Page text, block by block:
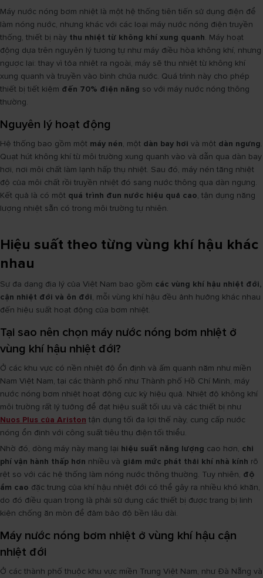
Máy nước nóng bơm nhiệt là một hệ thống tiên tiến sử dụng điện để
làm nóng nước, nhưng khác với các loại máy nước nóng điện truyền
thống, thiết bị này thu nhiệt từ không khí xung quanh. Máy hoạt
động dựa trên nguyên lý tương tự như máy điều hòa không khí, nhưng
ngược lại: thay vì tỏa nhiệt ra ngoài, máy sẽ thu nhiệt từ không khí
xung quanh và truyền vào bình chứa nước. Quá trình này cho phép
thiết bị tiết kiệm đến 70% điện năng so với máy nước nóng thông
thường.
Nguyên lý hoạt động
Hệ thống bao gồm một máy nén, một dàn bay hơi và một dàn ngưng.
Quạt hút không khí từ môi trường xung quanh vào và dẫn qua dàn bay
hơi, nơi môi chất làm lạnh hấp thụ nhiệt. Sau đó, máy nén tăng nhiệt
độ của môi chất rồi truyền nhiệt đó sang nước thông qua dàn ngưng.
Kết quả là có một quá trình đun nước hiệu quả cao, tận dụng năng
lượng nhiệt sẵn có trong môi trường tự nhiên.
Hiệu suất theo từng vùng khí hậu khác
nhau
Sự đa dạng địa lý của Việt Nam bao gồm các vùng khí hậu nhiệt đới,
cận nhiệt đới và ôn đới, mỗi vùng khí hậu đều ảnh hưởng khác nhau
đến hiệu suất hoạt động của bơm nhiệt.
Tại sao nên chọn máy nước nóng bơm nhiệt ở
vùng khí hậu nhiệt đới?
Ở các khu vực có nền nhiệt độ ổn định và ấm quanh năm như miền
Nam Việt Nam, tại các thành phố như Thành phố Hồ Chí Minh, máy
nước nóng bơm nhiệt hoạt động cực kỳ hiệu quả. Nhiệt độ không khí
môi trường rất lý tưởng để đạt hiệu suất tối ưu và các thiết bị như
Nuos Plus của Ariston tận dụng tối đa lợi thế này, cung cấp nước
nóng ổn định với công suất tiêu thụ điện tối thiểu.
Nhờ đó, dòng máy này mang lại hiệu suất năng lượng cao hơn, chi
phí vận hành thấp hơn nhiều và giảm mức phát thải khí nhà kính rõ
rệt so với các hệ thống làm nóng nước thông thường. Tuy nhiên, độ
ẩm cao đặc trưng của khí hậu nhiệt đới có thể gây ra nhiều khó khăn,
do đó điều quan trọng là phải sử dụng các thiết bị được trang bị linh
kiện chống ăn mòn để đảm bảo độ bền lâu dài.
Máy nước nóng bơm nhiệt ở vùng khí hậu cận
nhiệt đới
Ở các thành phố thuộc khu vực miền Trung Việt Nam, như Đà Nẵng và